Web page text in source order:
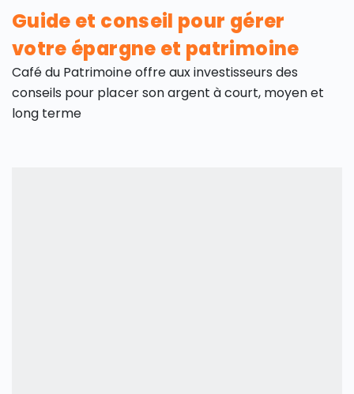
Guide et conseil pour gérer
votre épargne et patrimoine
Café du Patrimoine offre aux investisseurs des
conseils pour placer son argent à court, moyen et
long terme